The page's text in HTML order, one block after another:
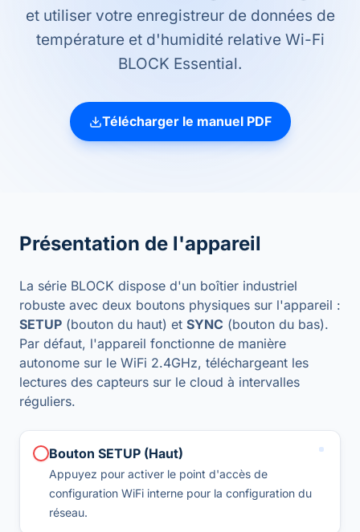
et utiliser votre enregistreur de données de
température et d'humidité relative Wi-Fi
BLOCK Essential.
Télécharger le manuel PDF
Présentation de l'appareil
La série BLOCK dispose d'un boîtier industriel
robuste avec deux boutons physiques sur l'appareil :
SETUP (bouton du haut) et SYNC (bouton du bas).
Par défaut, l'appareil fonctionne de manière
autonome sur le WiFi 2.4GHz, téléchargeant les
lectures des capteurs sur le cloud à intervalles
réguliers.
Bouton SETUP (Haut)
Appuyez pour activer le point d'accès de
configuration WiFi interne pour la configuration du
réseau.